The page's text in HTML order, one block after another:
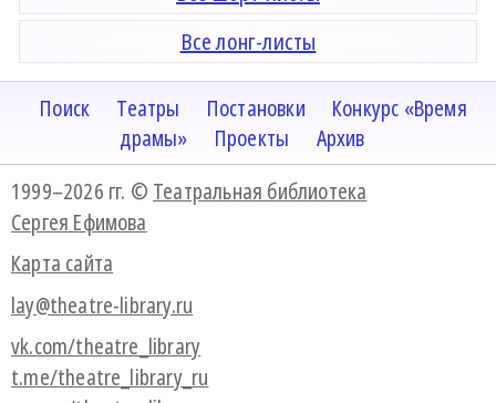
Все лонг-листы
Поиск Театры Постановки
Конкурс «Время
драмы»
Проекты
Архив
1999–2026 гг. © Театральная библиотека
Сергея Ефимова
Карта сайта
lay@theatre-library.ru
vk.com/theatre_library
t.me/theatre_library_ru